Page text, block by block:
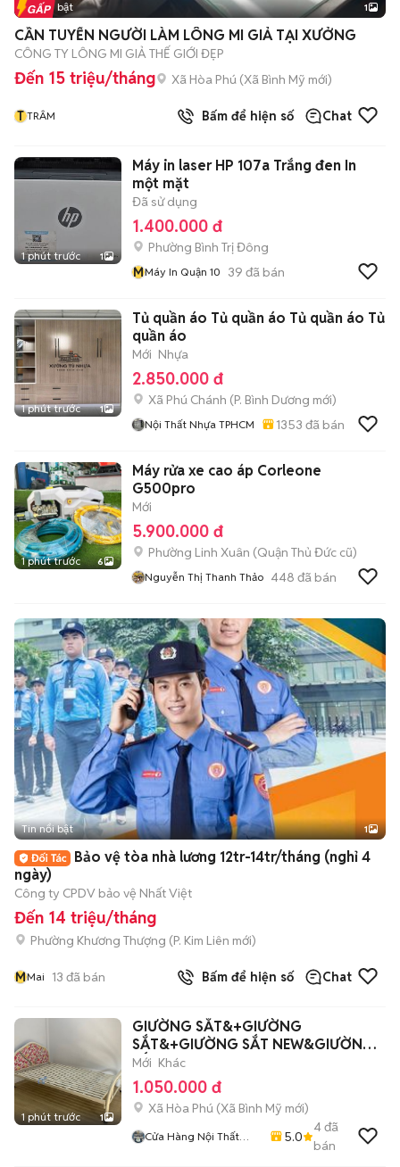
Tin nổi bật 1
CẦN TUYỂN NGƯỜI LÀM LÔNG MI GIẢ TẠI XƯỞNG
CÔNG TY LÔNG MI GIẢ THẾ GIỚI ĐẸP
Đến 15 triệu/tháng Xã Hòa Phú (Xã Bình Mỹ mới)
T TRÂM Bấm để hiện số Chat
1 phút trước 1
Máy in laser HP 107a Trắng đen In
một mặt
Đã sử dụng
1.400.000 đ
Phường Bình Trị Đông
MMáy In Quận 10 39 đã bán
1 phút trước 1
Tủ quần áo Tủ quần áo Tủ quần áo Tủ
quần áo
Mới Nhựa
2.850.000 đ
Xã Phú Chánh (P. Bình Dương mới)
Nội Thất Nhựa TPHCM 1353 đã bán
1 phút trước 6
Máy rửa xe cao áp Corleone
G500pro
Mới
5.900.000 đ
Phường Linh Xuân (Quận Thủ Đức cũ)
Nguyễn Thị Thanh Thảo 448 đã bán
Tin nổi bật 1
Bảo vệ tòa nhà lương 12tr-14tr/tháng (nghỉ 4
ngày)
Công ty CPDV bảo vệ Nhất Việt
Đến 14 triệu/tháng
Phường Khương Thượng (P. Kim Liên mới)
MMai 13 đã bán Bấm để hiện số Chat
1 phút trước 1
GIƯỜNG SẮT&+GIƯỜNG
SẮT&+GIƯỜNG SẮT NEW&GIƯỜNG
SẮT&
Mới Khác
1.050.000 đ
Xã Hòa Phú (Xã Bình Mỹ mới)
Cửa Hàng Nội Thất
5.0
4đã
bán